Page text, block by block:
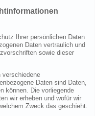
Ihrer persönlichen Daten
Daten vertraulich und
sowie dieser
verschiedene
Daten sind Daten,
können. Die vorliegende
wir erheben und wofür wir
Zweck das geschieht.